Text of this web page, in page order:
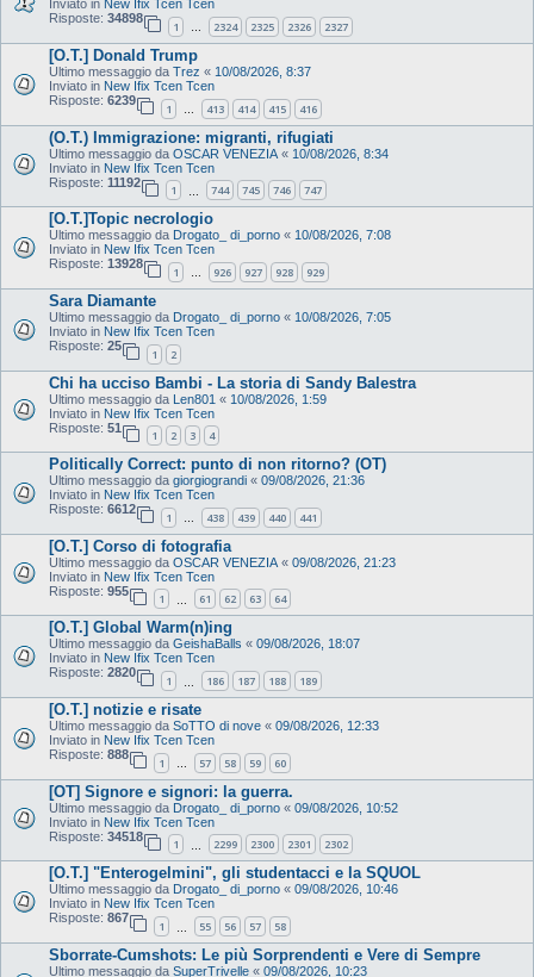
Inviato in New Ifix Tcen Tcen
Risposte: 34898
1 … 2324 2325 2326 2327
[O.T.] Donald Trump
Ultimo messaggio da Trez « 10/08/2026, 8:37
Inviato in New Ifix Tcen Tcen
Risposte: 6239
1 … 413 414 415 416
(O.T.) Immigrazione: migranti, rifugiati
Ultimo messaggio da OSCAR VENEZIA « 10/08/2026, 8:34
Inviato in New Ifix Tcen Tcen
Risposte: 11192
1 744 745 746 747
[O.T.]Topic necrologio
Ultimo messaggio da Drogato_ di_porno « 10/08/2026, 7:08
Inviato in New Ifix Tcen Tcen
Risposte: 13928
1 … 926 927 928 929
Sara Diamante
Ultimo messaggio da Drogato_ di_porno « 10/08/2026, 7:05
Inviato in New Ifix Tcen Tcen
Risposte: 25
1 2
Chi ha ucciso Bambi - La storia di Sandy Balestra
Ultimo messaggio da Len801 « 10/08/2026, 1:59
Inviato in New Ifix Tcen Tcen
Risposte: 51
1 2 3 4
Politically Correct: punto di non ritorno? (OT)
Ultimo messaggio da giorgiograndi « 09/08/2026, 21:36
Inviato in New Ifix Tcen Tcen
Risposte: 6612
1 … 438 439 440 441
[O.T.] Corso di fotografia
Ultimo messaggio da OSCAR VENEZIA « 09/08/2026, 21:23
Inviato in New Ifix Tcen Tcen
Risposte: 955
1 61 62 63 64
[O.T.] Global Warm(n)ing
Ultimo messaggio da GeishaBalls « 09/08/2026, 18:07
Inviato in New Ifix Tcen Tcen
Risposte: 2820
1 186 187 188 189
[O.T.] notizie e risate
Ultimo messaggio da SoTTO di nove « 09/08/2026, 12:33
Inviato in New Ifix Tcen Tcen
Risposte: 888
1 … 57 58 59 60
[OT] Signore e signori: la guerra.
Ultimo messaggio da Drogato_ di_porno « 09/08/2026, 10:52
Inviato in New Ifix Tcen Tcen
Risposte: 34518
1 2299 2300 2301 2302
[O.T.] "Enterogelmini", gli studentacci e la SQUOL
Ultimo messaggio da Drogato_ di_porno « 09/08/2026, 10:46
Inviato in New Ifix Tcen Tcen
Risposte: 867
1 55 56 57 58
Sborrate-Cumshots: Le più Sorprendenti e Vere di Sempre
Ultimo messaggio da SuperTrivelle « 09/08/2026, 10:23